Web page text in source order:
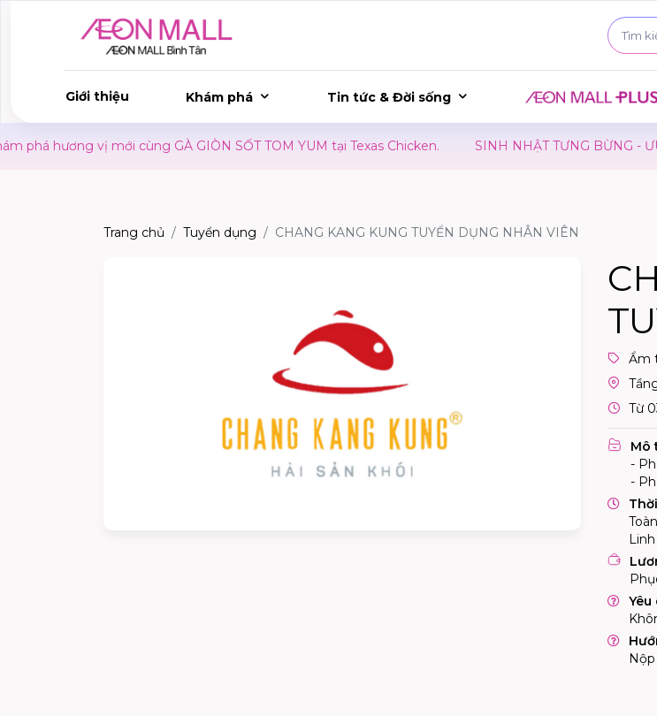
Giới thiệu Khám phá Tin tức & Đời sống
hương vị mới cùng GÀ GIÒN SỐT TOM YUM tại Texas Chicken. SINH NHẬT TƯNG BỪNG - ƯU
Trang chủ Tuyển dụng CHANG KANG KUNG TUYỂN DỤNG NHÂN VIÊN
Ẩm
Từ
Mô
-
-